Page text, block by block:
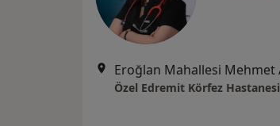
Özel Edremit Körfez Hastanesi